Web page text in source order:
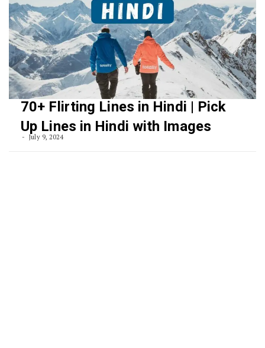
70+ Flirting Lines in Hindi | Pick
Up Lines in Hindi with Images
July 9, 2024